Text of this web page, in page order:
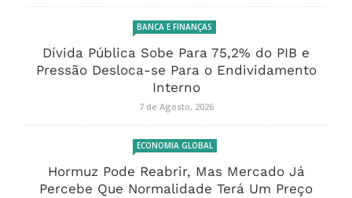
BANCA E FINANÇAS
Dívida Pública Sobe Para 75,2% do PIB e
Pressão Desloca-se Para o Endividamento
Interno
7 de Agosto, 2026
ECONOMIA GLOBAL
Hormuz Pode Reabrir, Mas Mercado Já
Percebe Que Normalidade Terá Um Preço